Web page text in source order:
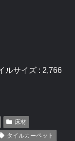
ルサイズ : 2,766
床材
タイルカーペット